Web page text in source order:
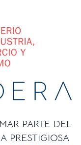
PARTE DEL
PRESTIGIOSA